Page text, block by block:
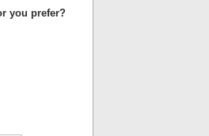
you prefer?